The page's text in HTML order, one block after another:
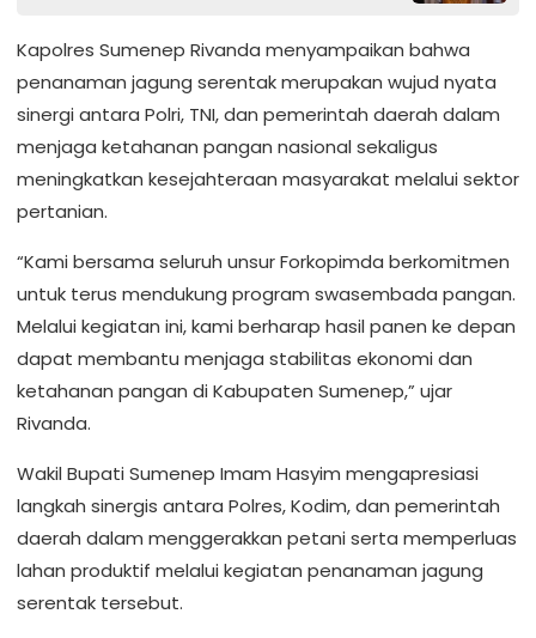
Kapolres Sumenep Rivanda menyampaikan bahwa
penanaman jagung serentak merupakan wujud nyata
sinergi antara Polri, TNI, dan pemerintah daerah dalam
menjaga ketahanan pangan nasional sekaligus
meningkatkan kesejahteraan masyarakat melalui sektor
pertanian.
“Kami bersama seluruh unsur Forkopimda berkomitmen
untuk terus mendukung program swasembada pangan.
Melalui kegiatan ini, kami berharap hasil panen ke depan
dapat membantu menjaga stabilitas ekonomi dan
ketahanan pangan di Kabupaten Sumenep,” ujar
Rivanda.
Wakil Bupati Sumenep Imam Hasyim mengapresiasi
langkah sinergis antara Polres, Kodim, dan pemerintah
daerah dalam menggerakkan petani serta memperluas
lahan produktif melalui kegiatan penanaman jagung
serentak tersebut.